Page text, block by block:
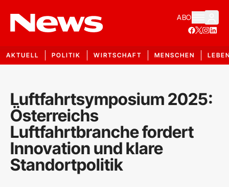
ABO
AKTUELL POLITIK WIRTSCHAFT MENSCHEN
Luftfahrtsymposium 2025:
Österreichs
Luftfahrtbranche fordert
Innovation und klare
Standortpolitik